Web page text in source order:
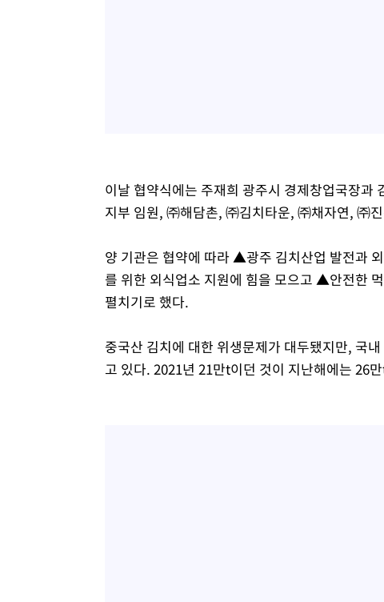
이날 협약식에는 주재희 광주시 경제창업국장
지부 임원, ㈜해담촌, ㈜김치타운, ㈜채자연, ㈜
양 기관은 협약에 따라 ▲광주 김치산업 발전과
를 위한 외식업소 지원에 힘을 모으고 ▲안전한
펼치기로 했다.
중국산 김치에 대한 위생문제가 대두됐지만, 국
고 있다. 2021년 21만t이던 것이 지난해에는 26